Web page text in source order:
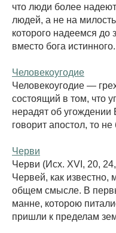
что люди более
людей, а не на
которого надеемся до
вместо бога
Человекоугодие
Человекоугодие —
состоящий в том, что
нерадят об
говорит апостол, то
Черви
Черви (Исх. XVI, 20,
Червей, как
общем смысле. В
манне, которою
пришли к пределам